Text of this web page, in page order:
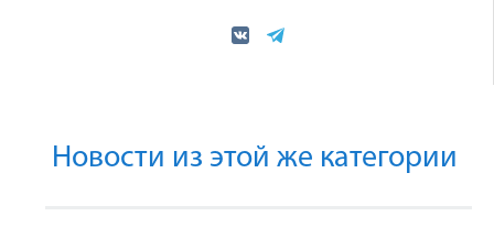
Новости из этой же категории